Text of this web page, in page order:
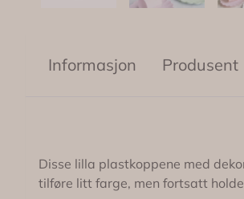
Informasjon Produsent
Disse lilla plastkoppene med
tilføre litt farge, men fortsatt